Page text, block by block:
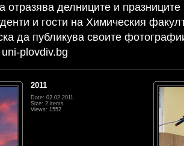
отразява делниците и
и гости на Химическия
да публикува своите
plovdiv.bg
2011
Date: 02.02.2011
Size: 2 items
Views: 1552